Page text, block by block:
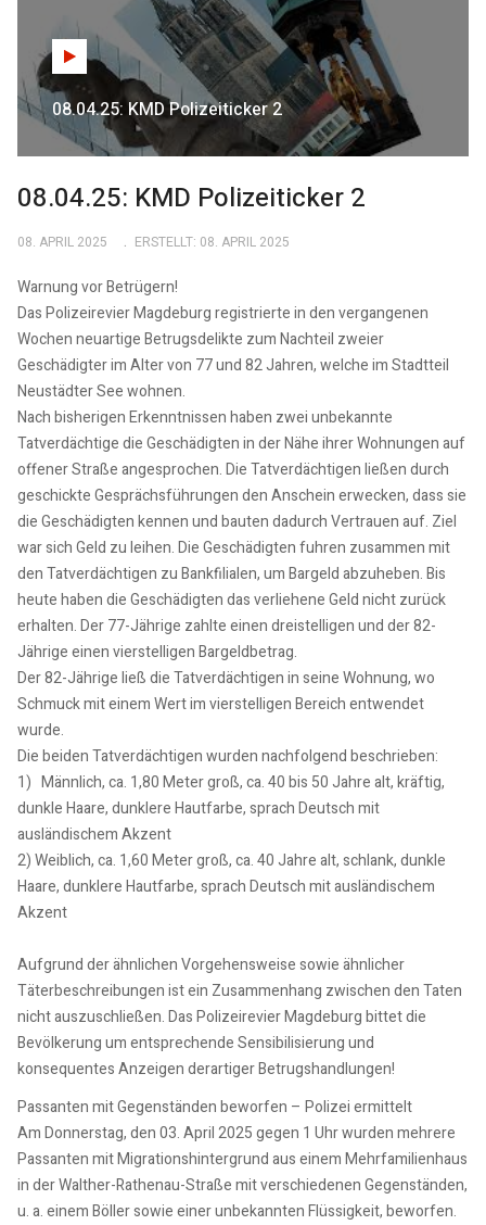
08.04.25: KMD Polizeiticker 2
08.04.25: KMD Polizeiticker 2
08. APRIL 2025 ERSTELLT: 08. APRIL 2025
Warnung vor Betrügern!
Das Polizeirevier Magdeburg registrierte in den vergangenen
Wochen neuartige Betrugsdelikte zum Nachteil zweier
Geschädigter im Alter von 77 und 82 Jahren, welche im Stadtteil
Neustädter See wohnen.
Nach bisherigen Erkenntnissen haben zwei unbekannte
Tatverdächtige die Geschädigten in der Nähe ihrer Wohnungen auf
offener Straße angesprochen. Die Tatverdächtigen ließen durch
geschickte Gesprächsführungen den Anschein erwecken, dass sie
die Geschädigten kennen und bauten dadurch Vertrauen auf. Ziel
war sich Geld zu leihen. Die Geschädigten fuhren zusammen mit
den Tatverdächtigen zu Bankfilialen, um Bargeld abzuheben. Bis
heute haben die Geschädigten das verliehene Geld nicht zurück
erhalten. Der 77-Jährige zahlte einen dreistelligen und der 82-
Jährige einen vierstelligen Bargeldbetrag.
Der 82-Jährige ließ die Tatverdächtigen in seine Wohnung, wo
Schmuck mit einem Wert im vierstelligen Bereich entwendet
wurde.
Die beiden Tatverdächtigen wurden nachfolgend beschrieben:
1) Männlich, ca. 1,80 Meter groß, ca. 40 bis 50 Jahre alt, kräftig,
dunkle Haare, dunklere Hautfarbe, sprach Deutsch mit
ausländischem Akzent
2) Weiblich, ca. 1,60 Meter groß, ca. 40 Jahre alt, schlank, dunkle
Haare, dunklere Hautfarbe, sprach Deutsch mit ausländischem
Akzent
Aufgrund der ähnlichen Vorgehensweise sowie ähnlicher
Täterbeschreibungen ist ein Zusammenhang zwischen den Taten
nicht auszuschließen. Das Polizeirevier Magdeburg bittet die
Bevölkerung um entsprechende Sensibilisierung und
konsequentes Anzeigen derartiger Betrugshandlungen!
Passanten mit Gegenständen beworfen – Polizei ermittelt
Am Donnerstag, den 03. April 2025 gegen 1 Uhr wurden mehrere
Passanten mit Migrationshintergrund aus einem Mehrfamilienhaus
in der Walther-Rathenau-Straße mit verschiedenen Gegenständen,
u. a. einem Böller sowie einer unbekannten Flüssigkeit, beworfen.